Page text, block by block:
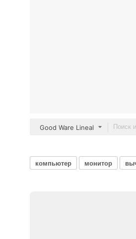
Good Ware Lineal
компьютер монитор